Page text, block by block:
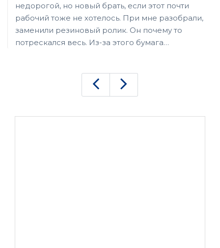
недорогой, но новый брать, если этот почти
рабочий тоже не хотелось. При мне разобрали,
заменили резиновый ролик. Он почему то
потрескался весь. Из-за этого бумага
технику потом покупать.